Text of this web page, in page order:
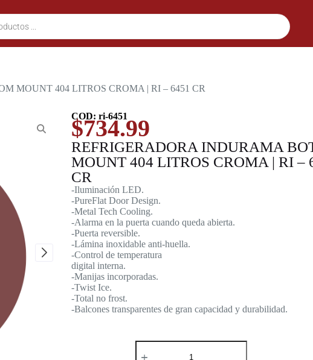
MOUNT 404 LITROS CROMA | RI – 6451 CR
COD: ri-6451
$734.99
REFRIGERADORA INDURAMA
MOUNT 404 LITROS CROMA | RI –
CR
-Iluminación LED.
-PureFlat Door Design.
-Metal Tech Cooling.
-Alarma en la puerta cuando queda abierta.
-Puerta reversible.
-Lámina inoxidable anti-huella.
-Control de temperatura
digital interna.
-Manijas incorporadas.
-Twist Ice.
-Total no frost.
-Balcones transparentes de gran capacidad y durabilidad.